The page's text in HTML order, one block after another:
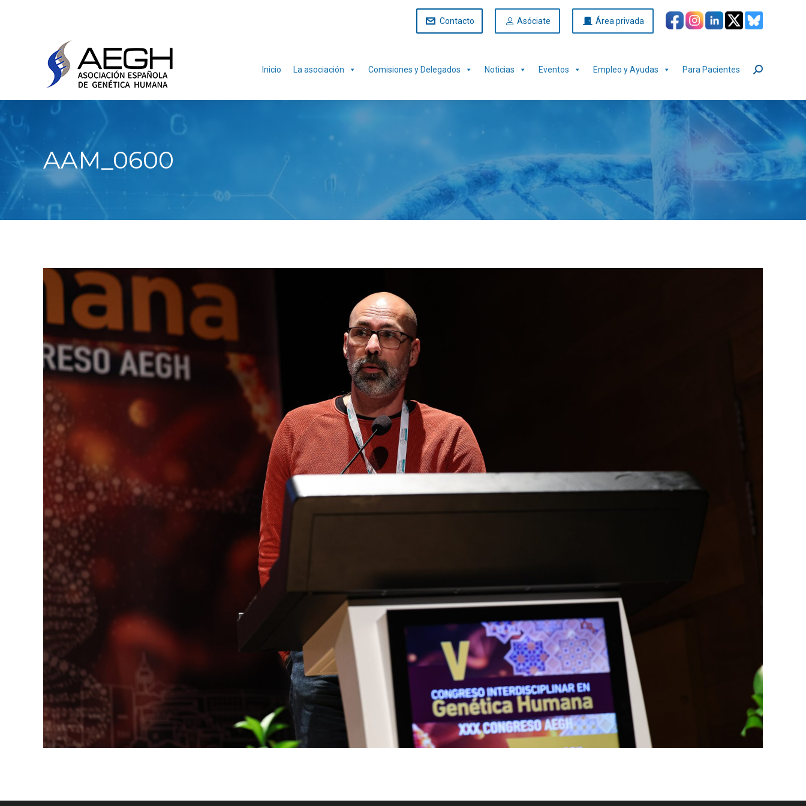
Contacto Asóciate Área privada
Inicio La asociación Comisiones y Delegados Noticias Eventos Empleo y Ayudas Para Pacientes Buscar:
AAM_0600